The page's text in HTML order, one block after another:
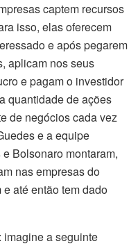
captem recursos
isso, elas oferecem
e após pegarem
aplicam nos seus
e pagam o investidor
quantidade de ações
de negócios cada vez
e a equipe
Bolsonaro montaram,
nas empresas do
até então tem dado
a seguinte